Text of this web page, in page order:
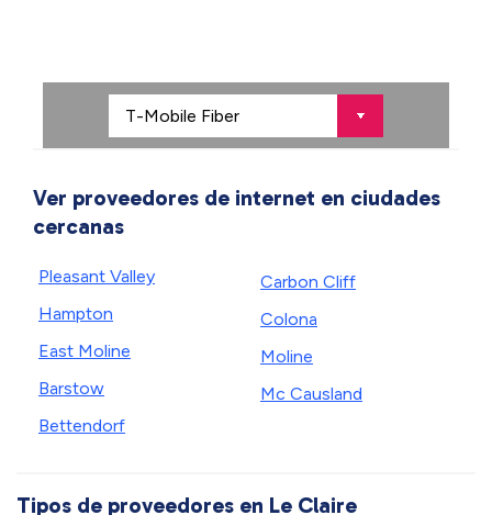
Ver proveedores de internet en ciudades
cercanas
Pleasant Valley
Hampton
East Moline
Barstow
Bettendorf
Carbon Cliff
Colona
Moline
Mc Causland
Tipos de proveedores en Le Claire